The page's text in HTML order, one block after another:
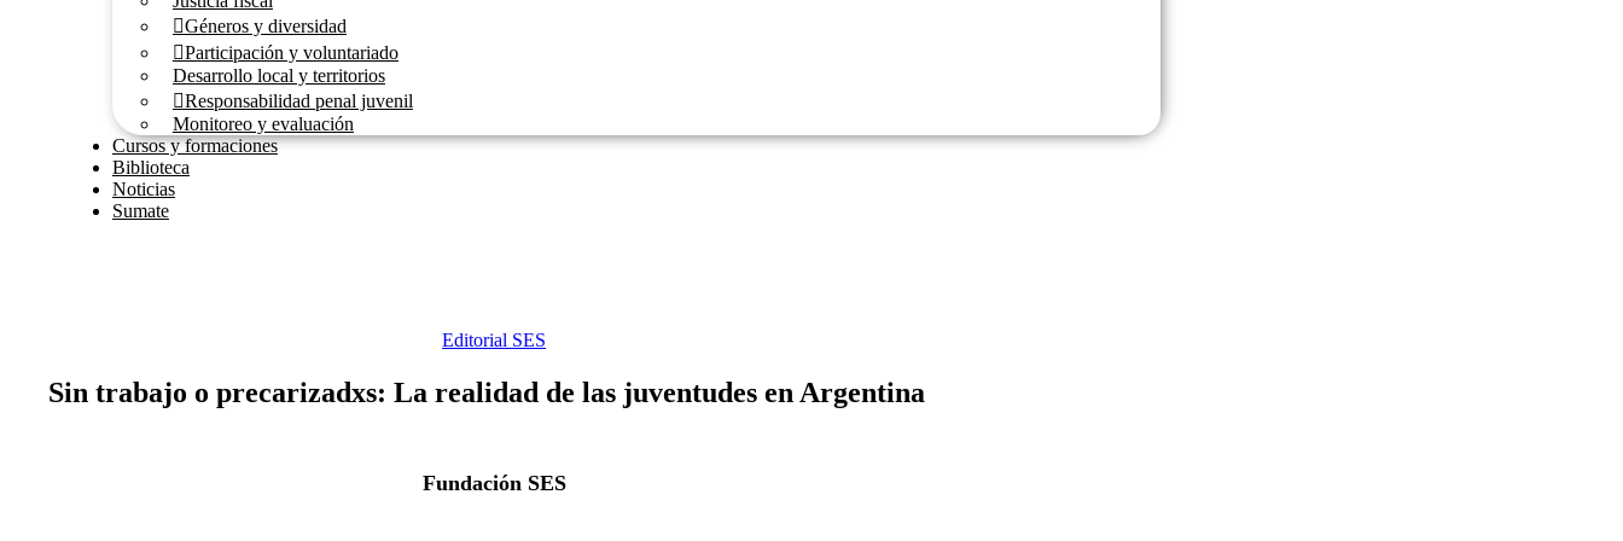
Géneros y diversidad
Participación y voluntariado
Desarrollo local y territorios
Responsabilidad penal juvenil
Monitoreo y evaluación
Cursos y formaciones
Biblioteca
Noticias
Sumate
Editorial SES
Sin trabajo o precarizadxs: La realidad de las juventudes en Argentina
Fundación SES